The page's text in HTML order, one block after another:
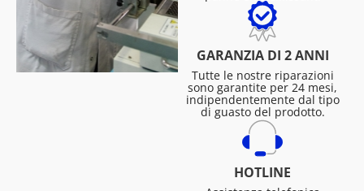
GARANZIA DI 2 ANNI
Tutte le nostre riparazioni
sono garantite per 24 mesi,
indipendentemente dal tipo
di guasto del prodotto.
HOTLINE